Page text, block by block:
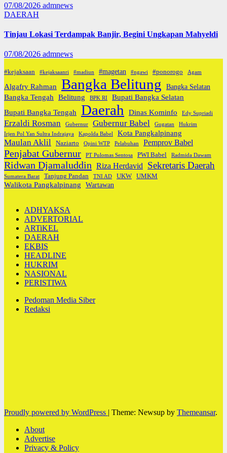
07/08/2026 admnews
DAERAH
Tinjau Lokasi Terdampak Banjir, Begini Ungkapan Mahyeldi
07/08/2026 admnews
#kejaksaan #kejaksaanri #madiun #magetan #ngawi #ponorogo Agam
Algafry Rahman Bangka Belitung Bangka Selatan
Bangka Tengah Belitung BPK RI
Bupati Bangka Selatan
Bupati Bangka Tengah Daerah Dinas Kominfo Edy Supriadi
Erzaldi Rosman Gubernur Gubernur Babel Gugatan
Hukrim
Irjen Pol Yan Sultra Indrajaya
Kapolda Babel Kota Pangkalpinang
Maulan Aklil Naziarto Opini WTP Pelabuhan Pemprov Babel
Penjabat Gubernur PT Pulomas Sentosa PWI Babel Radmida Dawam
Ridwan Djamaluddin Riza Herdavid Sekretaris Daerah
Sumatera Barat Tanjung Pandan TNI AD UKW UMKM
Walikota Pangkalpinang Wartawan
ADHYAKSA
ADVERTORIAL
ARTiKEL
DAERAH
EKBIS
HEADLINE
HUKRIM
NASIONAL
PERISTIWA
Pedoman Media Siber
Redaksi
Proudly powered by WordPress | Theme: Newsup by Themeansar.
About
Advertise
Privacy & Policy